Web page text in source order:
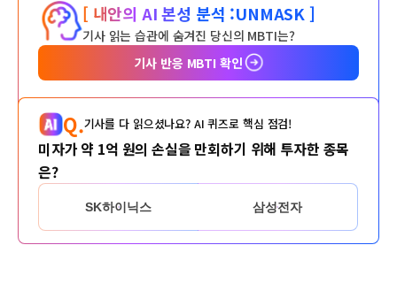
[ 내안의 AI 본성 분석 :UNMASK ]
기사 읽는 습관에 숨겨진 당신의 MBTI는?
기사 반응 MBTI 확인
Q.기사를 다 읽으셨나요? AI 퀴즈로 핵심 점검!
미자가 약 1억 원의 손실을 만회하기 위해 투자한 종목
은?
SK하이닉스 삼성전자